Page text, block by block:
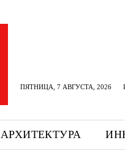
ПЯТНИЦА, 7 АВГУСТА, 2026
АРХИТЕКТУРА